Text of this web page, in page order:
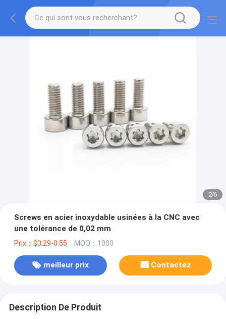
2/6
Screws en acier inoxydable usinées à la CNC avec
une tolérance de 0,02 mm
Prix：$0.29-0.55 MOQ：1000
meilleur prix Contactez
Description De Produit